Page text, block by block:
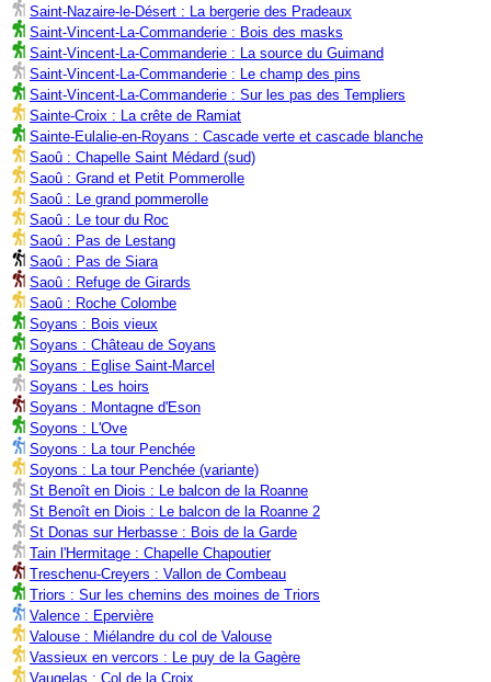
Saint-Nazaire-le-Désert : La bergerie des Pradeaux
Saint-Vincent-La-Commanderie : Bois des masks
Saint-Vincent-La-Commanderie : La source du Guimand
Saint-Vincent-La-Commanderie : Le champ des pins
Saint-Vincent-La-Commanderie : Sur les pas des Templiers
Sainte-Croix : La crête de Ramiat
Sainte-Eulalie-en-Royans : Cascade verte et cascade blanche
Saoû : Chapelle Saint Médard (sud)
Saoû : Grand et Petit Pommerolle
Saoû : Le grand pommerolle
Saoû : Le tour du Roc
Saoû : Pas de Lestang
Saoû : Pas de Siara
Saoû : Refuge de Girards
Saoû : Roche Colombe
Soyans : Bois vieux
Soyans : Château de Soyans
Soyans : Eglise Saint-Marcel
Soyans : Les hoirs
Soyans : Montagne d'Eson
Soyons : L'Ove
Soyons : La tour Penchée
Soyons : La tour Penchée (variante)
St Benoît en Diois : Le balcon de la Roanne
St Benoît en Diois : Le balcon de la Roanne 2
St Donas sur Herbasse : Bois de la Garde
Tain l'Hermitage : Chapelle Chapoutier
Treschenu-Creyers : Vallon de Combeau
Triors : Sur les chemins des moines de Triors
Valence : Epervière
Valouse : Miélandre du col de Valouse
Vassieux en vercors : Le puy de la Gagère
Vaugelas : Col de la Croix